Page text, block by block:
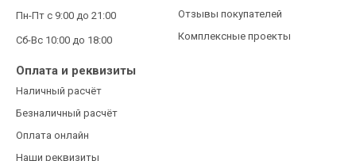
Пн-Пт с 9:00 до 21:00
Сб-Вс 10:00 до 18:00
Отзывы покупателей
Комплексные проекты
Оплата и реквизиты
Наличный расчёт
Безналичный расчёт
Оплата онлайн
Наши реквизиты